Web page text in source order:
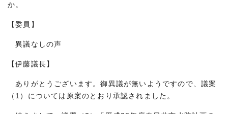
か。
【委員】
異議なしの声
【伊藤議長】
ありがとうございます。御異議が無いようですので、議案
（1）については原案のとおり承認されました。